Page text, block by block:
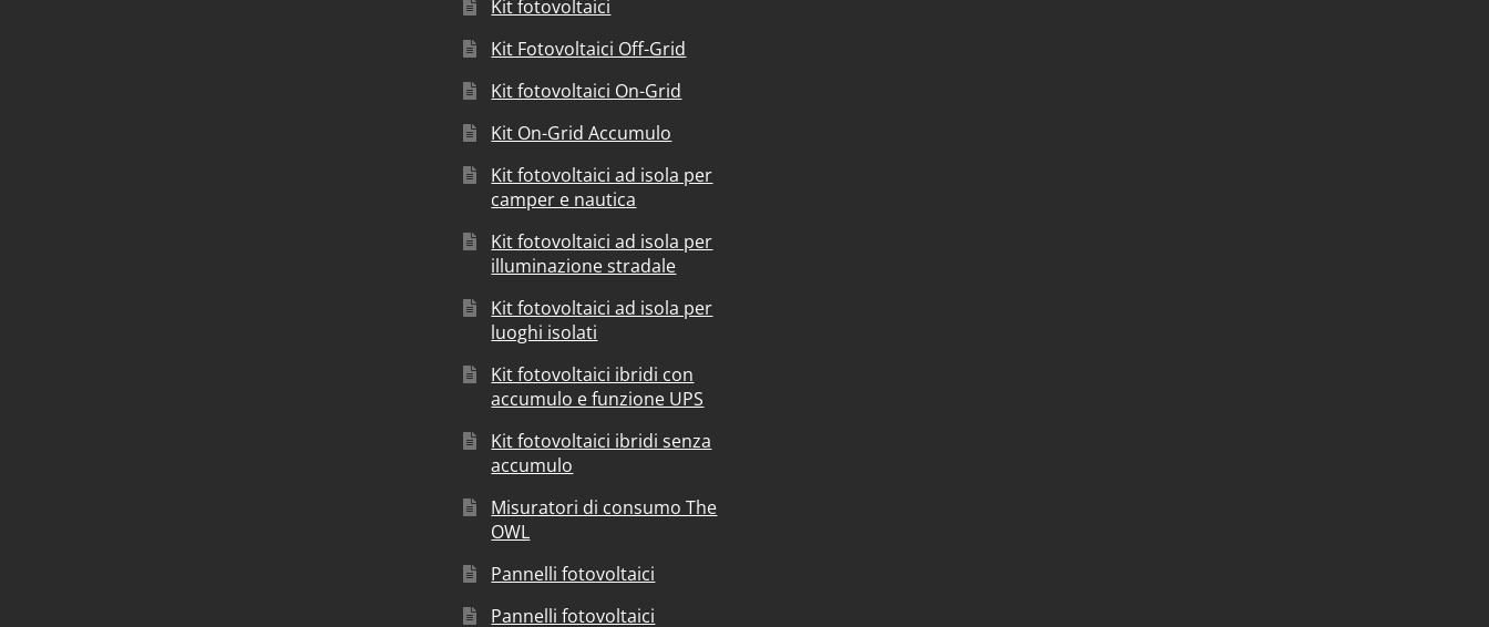
Kit fotovoltaici
Kit Fotovoltaici Off-Grid
Kit fotovoltaici On-Grid
Kit On-Grid Accumulo
Kit fotovoltaici ad isola per
camper e nautica
Kit fotovoltaici ad isola per
illuminazione stradale
Kit fotovoltaici ad isola per
luoghi isolati
Kit fotovoltaici ibridi con
accumulo e funzione UPS
Kit fotovoltaici ibridi senza
accumulo
Misuratori di consumo The
OWL
Pannelli fotovoltaici
Pannelli fotovoltaici